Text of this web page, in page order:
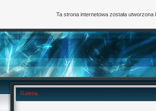
Galeria
Ta strona internetowa została utworzona